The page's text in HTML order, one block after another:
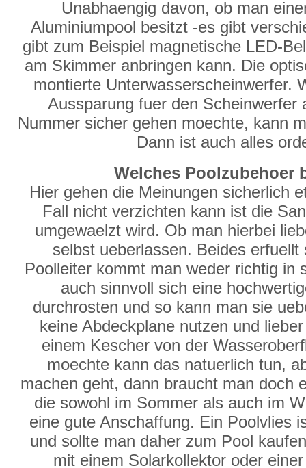
Unabhaengig davon, ob man
Aluminiumpool besitzt -es gibt
gibt zum Beispiel magnetische LED-
am Skimmer anbringen kann. Die
montierte Unterwasserscheinwerfer.
Aussparung fuer den
Nummer sicher gehen moechte, kann
Dann ist auch alles
Welches Poolzubehoer
Hier gehen die Meinungen sicherlich
Fall nicht verzichten kann ist die
umgewaelzt wird. Ob man hierbei
selbst ueberlassen. Beides
Poolleiter kommt man weder richtig in
auch sinnvoll sich eine
durchrosten und so kann man sie
keine Abdeckplane nutzen und
einem Kescher von der
moechte kann das natuerlich tun,
machen geht, dann braucht man doch
die sowohl im Sommer als auch im
eine gute Anschaffung. Ein Poolvlies
und sollte man daher zum Pool
mit einem Solarkollektor oder